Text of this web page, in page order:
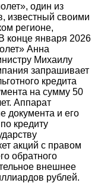
один из
известный своими
регионе,
конце января 2026
Анна
Михаилу
запрашивает
кредита
на сумму 50
. Аппарат
документа и его
кредиту
акций с правом
обратного
внешнее
рублей.